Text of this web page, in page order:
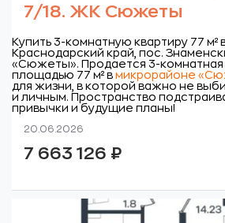
7/18. ЖК Сюжеты
Купить 3-комнатную квартиру 77
Краснодарский край, пос.
«Сюжеты». Продается 3-комнатная
площадью 77 м² в микрорайоне
для жизни, в которой важно не
и личным. Пространство
привычки и будущие планы!
20.06.2026
7 663 126 ₽